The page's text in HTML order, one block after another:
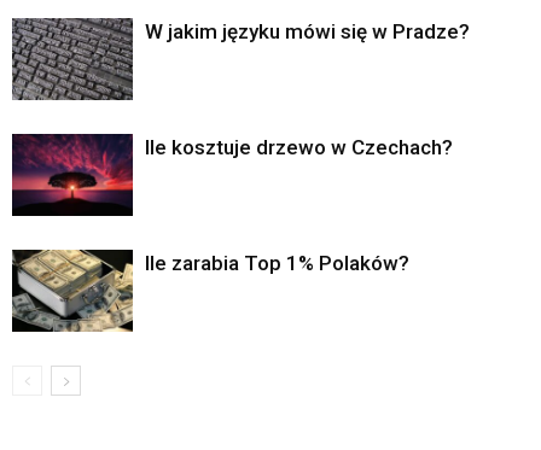
W jakim języku mówi się w Pradze?
Ile kosztuje drzewo w Czechach?
Ile zarabia Top 1% Polaków?